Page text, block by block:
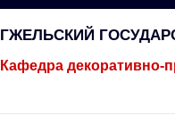
ГЖЕЛЬСКИЙ
Кафедра декоративно-